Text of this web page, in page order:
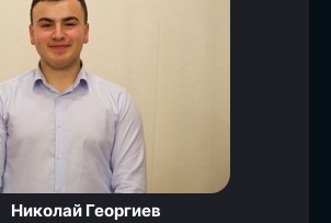
Никoлай Георгиев